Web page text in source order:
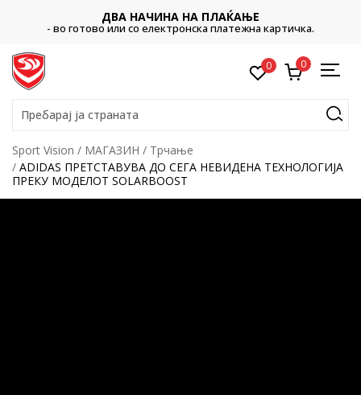
ДВА НАЧИНА НА ПЛАЌАЊЕ
- во готово или со електронска платежна картичка.
0 0
Пребарај ја страната
Sport Vision МАГАЗИН
Трчање
ADIDAS ПРЕТСТАВУВА ДО СЕГА НЕВИДЕНА ТЕХНОЛОГИЈА
ПРЕКУ МОДЕЛОТ SOLARBOOST